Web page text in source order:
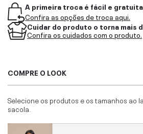
A primeira troca é fácil e gratuita.
Confira as opções de troca aqui.
Cuidar do produto o torna mais
Confira os cuidados com o produto.
COMPRE O LOOK
Selecione os produtos e os tamanhos ao
sacola.